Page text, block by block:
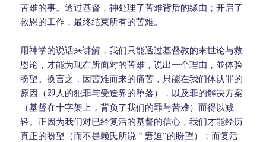
苦难的事。透过基督，神处理了苦难背后的缘由；开启了
救恩的工作，最终结束所有的苦难。
用神学的说话来讲解，我们只能透过基督教的末世论与救
恩论，才能为现在所面对的苦难，说出一个理由，並体验
盼望。换言之，因苦难而来的痛苦，只能在我们体认罪的
原因（即人的犯罪与受造界的堕落），以及罪的解决方案
（基督在十字架上，背负了我们的罪与苦难）而得以减
轻。正因为我们对已经复活的基督的信心，我们才能经历
真正的盼望（而不是赖氏所说＂窘迫”的盼望）；而复活